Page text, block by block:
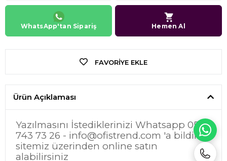
WhatsApp'tan Sipariş Hemen Al
FAVORIYE EKLE
Ürün Açıklaması
Yazılmasını İstediklerinizi Whatsapp 0546
743 73 26 - info@ofistrend.com 'a bildirip
sitemiz üzerinden online satın
alabilirsiniz